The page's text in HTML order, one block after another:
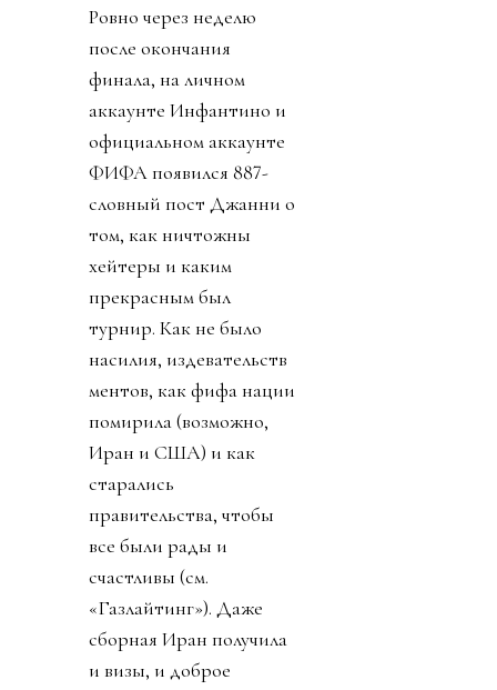
Ровно через неделю
после окончания
финала, на личном
аккаунте Инфантино и
официальном аккаунте
ФИФА появился 887-
словный пост Джанни о
том, как ничтожны
хейтеры и каким
прекрасным был
турнир. Как не было
насилия, издевательств
ментов, как фифа нации
помирила (возможно,
Иран и США) и как
старались
правительства, чтобы
все были рады и
счастливы (см.
«Газлайтинг»). Даже
сборная Иран получила
и визы, и доброе